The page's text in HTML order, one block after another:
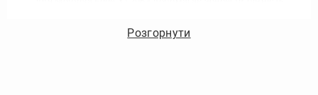
планують продати свій пристрій в майбутньому.
Розгорнути